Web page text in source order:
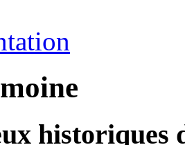
historiques